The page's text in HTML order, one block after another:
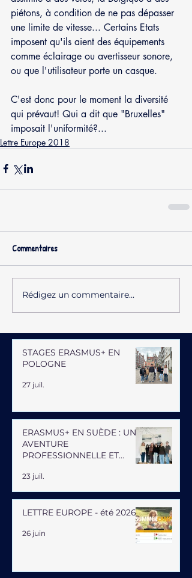
piétons, à condition de ne pas dépasser
une limite de vitesse... Certains Etats
imposent qu'ils aient des équipements
comme éclairage ou avertisseur sonore,
ou que l'utilisateur porte un casque.
C'est donc pour le moment la diversité
qui prévaut! Qui a dit que "Bruxelles"
imposait l'uniformité?...
Lettre Europe 2018
Commentaires
Rédigez un commentaire...
STAGES ERASMUS+ EN
POLOGNE
27 juil.
ERASMUS+ EN SUÈDE : UNE
AVENTURE
PROFESSIONNELLE ET
23 juil.
LETTRE EUROPE - été 2026
26 juin